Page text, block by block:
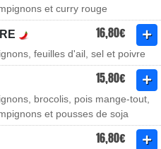
et curry rouge
16,80€
feuilles d'ail, sel et poivre
15,80€
brocolis, pois mange-tout,
et pousses de soja
16,80€